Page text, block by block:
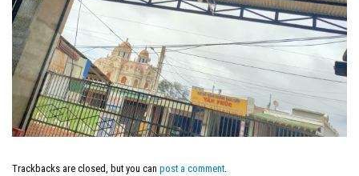
Trackbacks are closed, but you can post a comment.